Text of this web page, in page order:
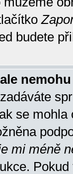
budete
se
mi méně